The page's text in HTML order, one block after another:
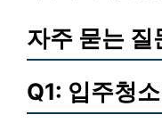
자주 묻는 질
Q1: 입주청